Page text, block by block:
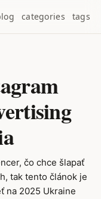
categories tags
čo chce šlapať
tak tento článok je
na 2025 Ukraine